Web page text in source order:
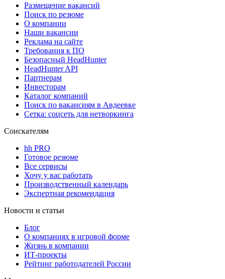
Размещение вакансий
Поиск по резюме
О компании
Наши вакансии
Реклама на сайте
Требования к ПО
Безопасный HeadHunter
HeadHunter API
Партнерам
Инвесторам
Каталог компаний
Поиск по вакансиям в Авдеевке
Сетка: соцсеть для нетворкинга
Соискателям
hh PRO
Готовое резюме
Все сервисы
Хочу у вас работать
Производственный календарь
Экспертная рекомендация
Новости и статьи
Блог
О компаниях в игровой форме
Жизнь в компании
ИТ-проекты
Рейтинг работодателей России